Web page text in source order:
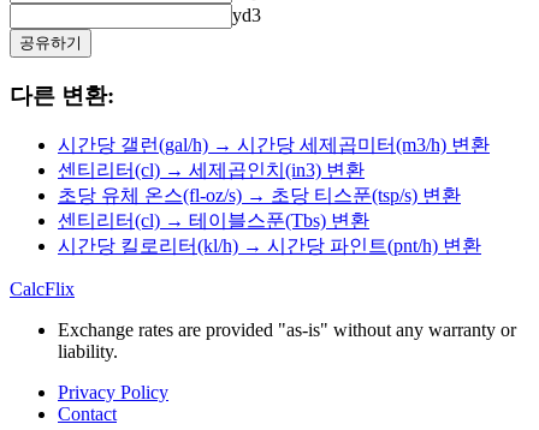
yd3
공유하기
다른 변환:
시간당 갤런(gal/h) → 시간당 세제곱미터(m3/h) 변환
센티리터(cl) → 세제곱인치(in3) 변환
초당 유체 온스(fl-oz/s) → 초당 티스푼(tsp/s) 변환
센티리터(cl) → 테이블스푼(Tbs) 변환
시간당 킬로리터(kl/h) → 시간당 파인트(pnt/h) 변환
CalcFlix
Exchange rates are provided "as-is" without any warranty or
liability.
Privacy Policy
Contact